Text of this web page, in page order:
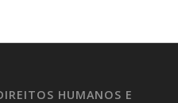
HUMANOS E